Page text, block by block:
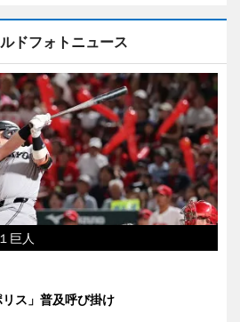
ドフォトニュース
巨人
リス」普及呼び掛け